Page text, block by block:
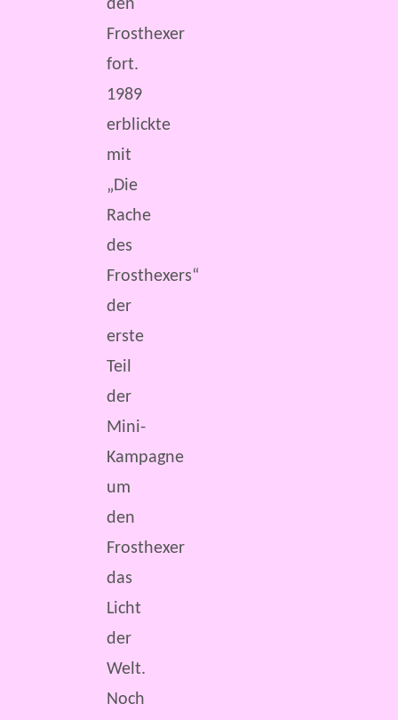
den
Frosthexer
fort.
1989
erblickte
mit
„Die
Rache
des
Frosthexers“
der
erste
Teil
der
Mini-
Kampagne
um
den
Frosthexer
das
Licht
der
Welt.
Noch